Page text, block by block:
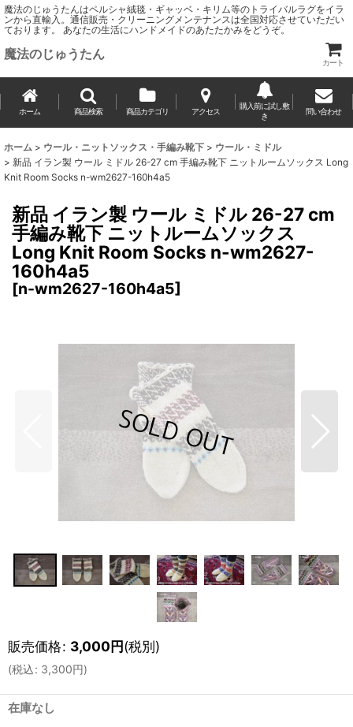
魔法のじゅうたんはペルシャ絨毯・ギャッベ・キリム等のトライバルラグをイラ
ンから直輸入。通信販売・クリーニングメンテナンスは全国対応させていただい
ております。 あなたの生活にハンドメイドのあたたかみをどうぞ。
魔法のじゅうたん
カート
ホーム 商品検索 商品カテゴリ アクセス
購入前に試し敷
き
問い合わせ
ホーム > ウール・ニットソックス・手編み靴下 > ウール・ミドル
> 新品 イラン製 ウール ミドル 26-27 cm 手編み靴下 ニットルームソックス Long
Knit Room Socks n-wm2627-160h4a5
新品 イラン製 ウール ミドル 26-27 cm
手編み靴下 ニットルームソックス
Long Knit Room Socks n-wm2627-
160h4a5
[n-wm2627-160h4a5]
販売価格: 3,000円(税別)
(税込: 3,300円)
在庫なし